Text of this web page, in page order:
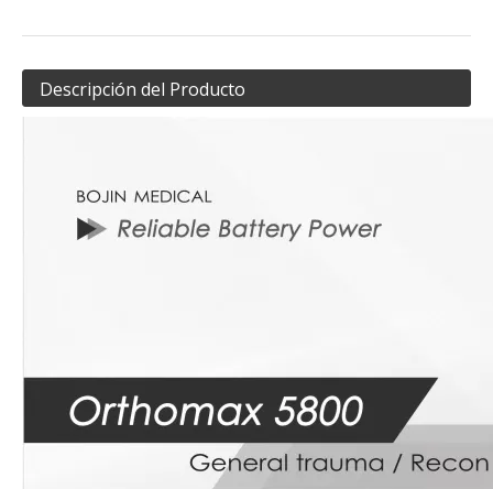
Descripción del Producto